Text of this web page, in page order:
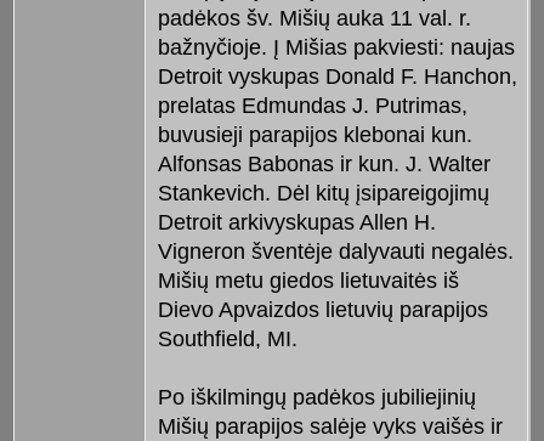
padėkos šv. Mišių auka 11 val. r.
bažnyčioje. Į Mišias pakviesti: naujas
Detroit vyskupas Donald F. Hanchon,
prelatas Edmundas J. Putrimas,
buvusieji parapijos klebonai kun.
Alfonsas Babonas ir kun. J. Walter
Stankevich. Dėl kitų įsipareigojimų
Detroit arkivyskupas Allen H.
Vigneron šventėje dalyvauti negalės.
Mišių metu giedos lietuvaitės iš
Dievo Apvaizdos lietuvių parapijos
Southfield, MI.
Po iškilmingų padėkos jubiliejinių
Mišių parapijos salėje vyks vaišės ir